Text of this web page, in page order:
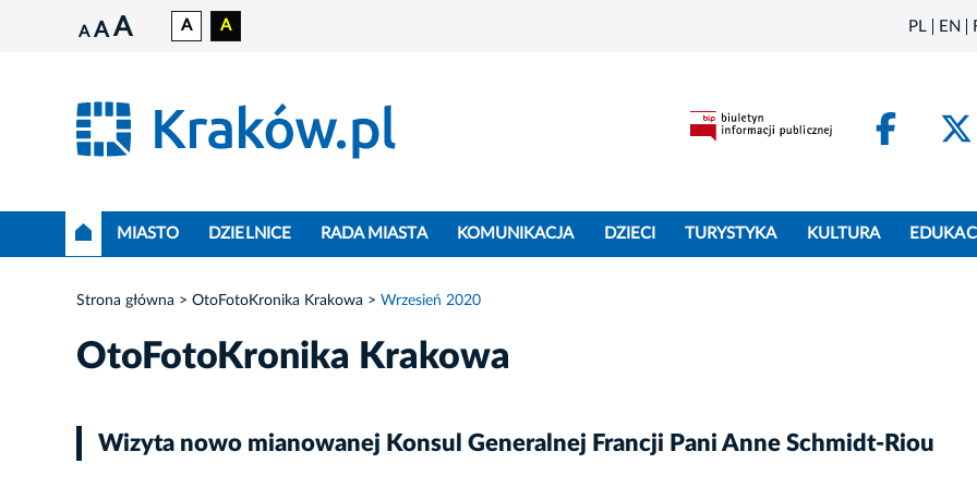
A A A A A PL EN
MIASTO DZIELNICE RADA MIASTA KOMUNIKACJA DZIECI TURYSTYKA KULTURA
Strona główna OtoFotoKronika Krakowa Wrzesień 2020
OtoFotoKronika Krakowa
Wizyta nowo mianowanej Konsul Generalnej Francji Pani Anne Schmidt-Riou